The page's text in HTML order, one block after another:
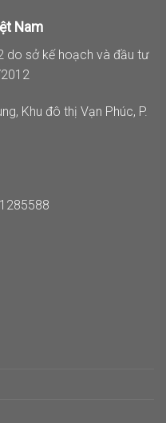
Nam
do sở kế hoạch và đầu tư
Khu đô thị Vạn Phúc, P.